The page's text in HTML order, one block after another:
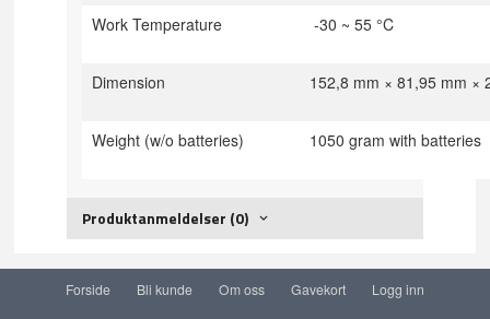
Work Temperature -30 ~ 55 °C
Dimension 152,8 mm × 81,95 mm ×
Weight (w/o batteries) 1050 gram with batteries
Produktanmeldelser (0)
Forside Bli kunde Om oss Gavekort Logg inn